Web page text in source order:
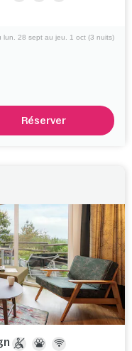
lun. 28 sept au jeu. 1 oct (3 nuits)
Réserver